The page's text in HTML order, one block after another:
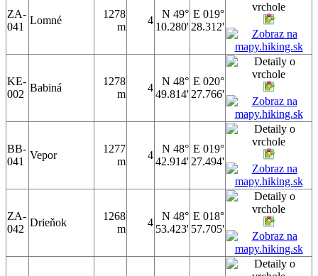
ZA-
041
Lomné
1278
m
4
N 49°
10.280'
E 019°
28.312'
KE-
002
Babiná
1278
m
4
N 48°
49.814'
E 020°
27.766'
BB-
041
Vepor
1277
m
4
N 48°
42.914'
E 019°
27.494'
ZA-
042
Drieňok
1268
m
4
N 48°
53.423'
E 018°
57.705'